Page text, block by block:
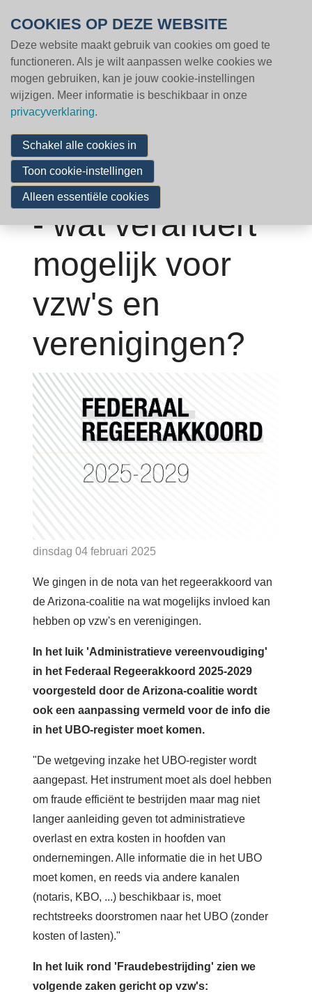
MENU
Regeerakkoord
Arizona-coalitie
- wat verandert
mogelijk voor
vzw's en
verenigingen?
dinsdag 04 februari 2025
We gingen in de nota van het regeerakkoord van
de Arizona-coalitie na wat mogelijks invloed kan
hebben op vzw's en verenigingen.
In het luik 'Administratieve vereenvoudiging'
in het Federaal Regeerakkoord 2025-2029
voorgesteld door de Arizona-coalitie wordt
ook een aanpassing vermeld voor de info die
in het UBO-register moet komen.
"De wetgeving inzake het UBO-register wordt
aangepast. Het instrument moet als doel hebben
om fraude efficiënt te bestrijden maar mag niet
langer aanleiding geven tot administratieve
overlast en extra kosten in hoofden van
ondernemingen. Alle informatie die in het UBO
moet komen, en reeds via andere kanalen
(notaris, KBO, ...) beschikbaar is, moet
rechtstreeks doorstromen naar het UBO (zonder
kosten of lasten)."
In het luik rond 'Fraudebestrijding' zien we
volgende zaken gericht op vzw's:
Word lid
Vacatures
Partners
Zoeken
COOKIES OP DEZE WEBSITE
Deze website maakt gebruik van cookies om goed te
functioneren. Als je wilt aanpassen welke cookies we
mogen gebruiken, kan je jouw cookie-instellingen
wijzigen. Meer informatie is beschikbaar in onze
privacyverklaring.
Schakel alle cookies in
Toon cookie-instellingen
Alleen essentiële cookies